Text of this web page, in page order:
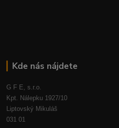
Kde nás nájdete
G F E, s.r.o.
Kpt. Nálepku 1927/10
Liptovský Mikuláš
031 01